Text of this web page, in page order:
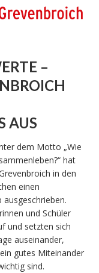
–
AUS
dem Motto „Wie
hat
in den
einen
und Schüler
und setzten sich
auseinander,
gutes Miteinander
sind.